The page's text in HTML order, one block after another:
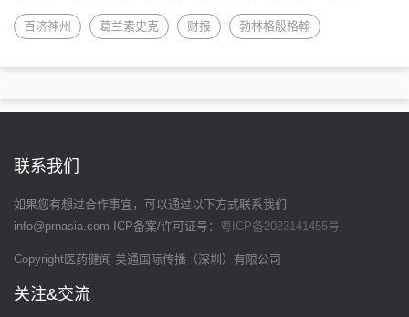
百济神州 葛兰素史克 财报 勃林格殷格翰
联系我们
如果您有想过合作事宜，可以通过以下方式联系我们
info@prnasia.com ICP备案/许可证号： 粤ICP备2023141455号
Copyright医药健闻 美通国际传播（深圳）有限公司
关注&交流